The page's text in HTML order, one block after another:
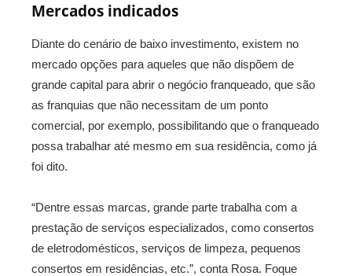
Mercados indicados
Diante do cenário de baixo investimento, existem no
mercado opções para aqueles que não dispõem de
grande capital para abrir o negócio franqueado, que são
as franquias que não necessitam de um ponto
comercial, por exemplo, possibilitando que o franqueado
possa trabalhar até mesmo em sua residência, como já
foi dito.
“Dentre essas marcas, grande parte trabalha com a
prestação de serviços especializados, como consertos
de eletrodomésticos, serviços de limpeza, pequenos
consertos em residências, etc.”, conta Rosa. Foque